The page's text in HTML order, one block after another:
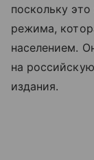
поскольку
режима,
населением.
на
издания.